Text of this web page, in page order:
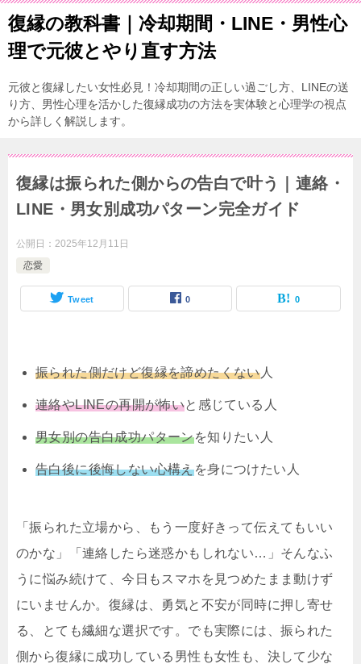
復縁の教科書｜冷却期間・LINE・男性心
理で元彼とやり直す方法
元彼と復縁したい女性必見！冷却期間の正しい過ごし方、LINEの送
り方、男性心理を活かした復縁成功の方法を実体験と心理学の視点
から詳しく解説します。
復縁は振られた側からの告白で叶う｜連絡・
LINE・男女別成功パターン完全ガイド
公開日： 2025年12月11日
恋愛
Tweet 0 0
振られた側だけど復縁を諦めたくない人
連絡やLINEの再開が怖いと感じている人
男女別の告白成功パターンを知りたい人
告白後に後悔しない心構えを身につけたい人
「振られた立場から、もう一度好きって伝えてもいい
のかな」「連絡したら迷惑かもしれない…」そんなふ
うに悩み続けて、今日もスマホを見つめたまま動けず
にいませんか。復縁は、勇気と不安が同時に押し寄せ
る、とても繊細な選択です。でも実際には、振られた
側から復縁に成功している男性も女性も、決して少な